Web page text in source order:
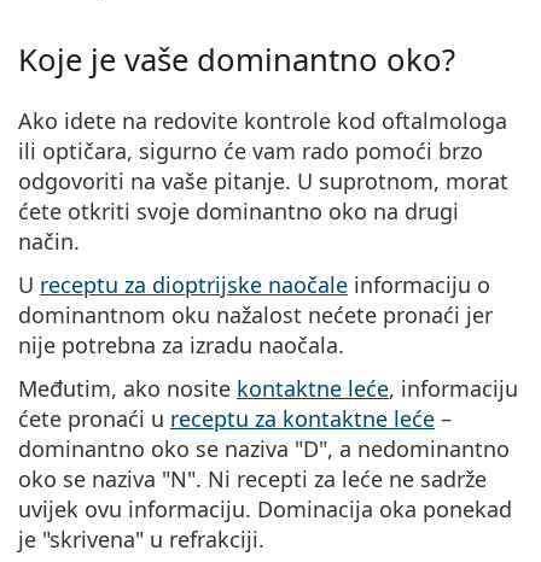
Koje je vaše dominantno oko?
Ako idete na redovite kontrole kod oftalmologa
ili optičara, sigurno će vam rado pomoći brzo
odgovoriti na vaše pitanje. U suprotnom, morat
ćete otkriti svoje dominantno oko na drugi
način.
U receptu za dioptrijske naočale informaciju o
dominantnom oku nažalost nećete pronaći jer
nije potrebna za izradu naočala.
Međutim, ako nosite kontaktne leće, informaciju
ćete pronaći u receptu za kontaktne leće –
dominantno oko se naziva "D", a nedominantno
oko se naziva "N". Ni recepti za leće ne sadrže
uvijek ovu informaciju. Dominacija oka ponekad
je "skrivena" u refrakciji.